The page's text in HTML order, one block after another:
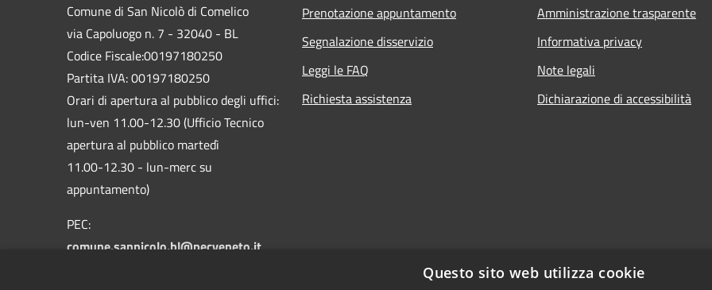
Comune di San Nicolò di Comelico
via Capoluogo n. 7 - 32040 - BL
Codice Fiscale:00197180250
Partita IVA: 00197180250
Orari di apertura al pubblico degli uffici:
lun-ven 11.00-12.30 (Ufficio Tecnico
apertura al pubblico martedì
11.00-12.30 - lun-merc su
appuntamento)
PEC:
comune.sannicolo.bl@pecveneto.it
Prenotazione appuntamento
Segnalazione disservizio
Leggi le FAQ
Richiesta assistenza
Amministrazione trasparente
Informativa privacy
Note legali
Dichiarazione di accessibilità
Questo sito web utilizza cookie